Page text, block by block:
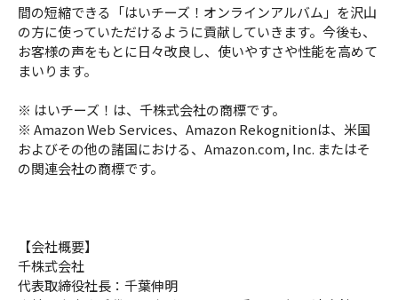
間の短縮できる「はいチーズ！オンラインアルバム」を沢山
の方に使っていただけるように貢献していきます。今後も、
お客様の声をもとに日々改良し、使いやすさや性能を高めて
まいります。
※ はいチーズ！は、千株式会社の商標です。
※ Amazon Web Services、Amazon Rekognitionは、米国
およびその他の諸国における、Amazon.com, Inc. またはそ
の関連会社の商標です。
【会社概要】
千株式会社
代表取締役社長：千葉伸明